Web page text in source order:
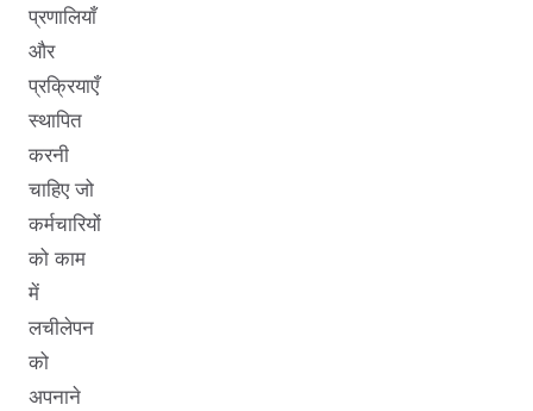
प्रणालियाँ
और
प्रक्रियाएँ
स्थापित
करनी
चाहिए जो
कर्मचारियों
को काम
में
लचीलेपन
को
अपनाने